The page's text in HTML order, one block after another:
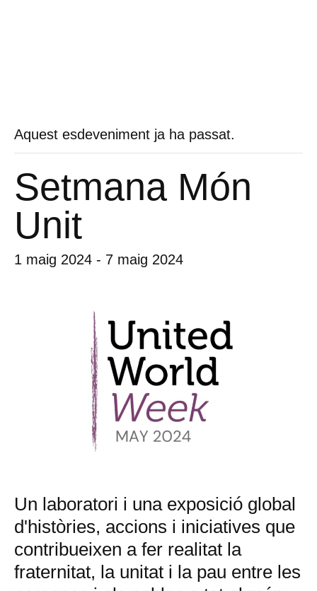
Aquest esdeveniment ja ha passat.
Setmana Món
Unit
1 maig 2024 - 7 maig 2024
Un laboratori i una exposició global
d'històries, accions i iniciatives que
contribueixen a fer realitat la
fraternitat, la unitat i la pau entre les